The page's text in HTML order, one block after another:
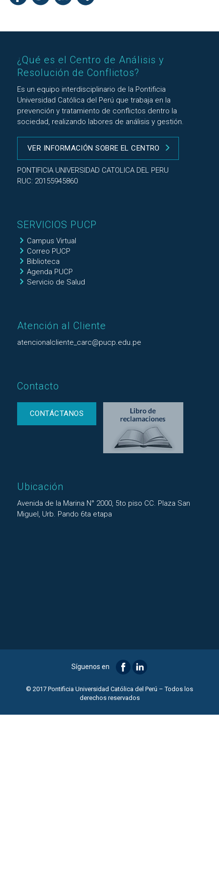
¿Qué es el Centro de Análisis y
Resolución de Conflictos?
Es un equipo interdisciplinario de la Pontificia
Universidad Católica del Perú que trabaja en la
prevención y tratamiento de conflictos dentro la
sociedad, realizando labores de análisis y gestión.
VER INFORMACIÓN SOBRE EL CENTRO
PONTIFICIA UNIVERSIDAD CATOLICA DEL PERU
RUC: 20155945860
SERVICIOS PUCP
Campus Virtual
Correo PUCP
Biblioteca
Agenda PUCP
Servicio de Salud
Atención al Cliente
atencionalcliente_carc@pucp.edu.pe
Contacto
CONTÁCTANOS
Ubicación
Avenida de la Marina N° 2000, 5to piso CC. Plaza San
Miguel, Urb. Pando 6ta etapa
Síguenos en
© 2017 Pontificia Universidad Católica del Perú – Todos los
derechos reservados